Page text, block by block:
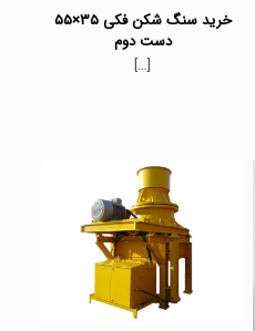
خرید سنگ شکن فکی ۳۵×۵۵
دست دوم
[…]